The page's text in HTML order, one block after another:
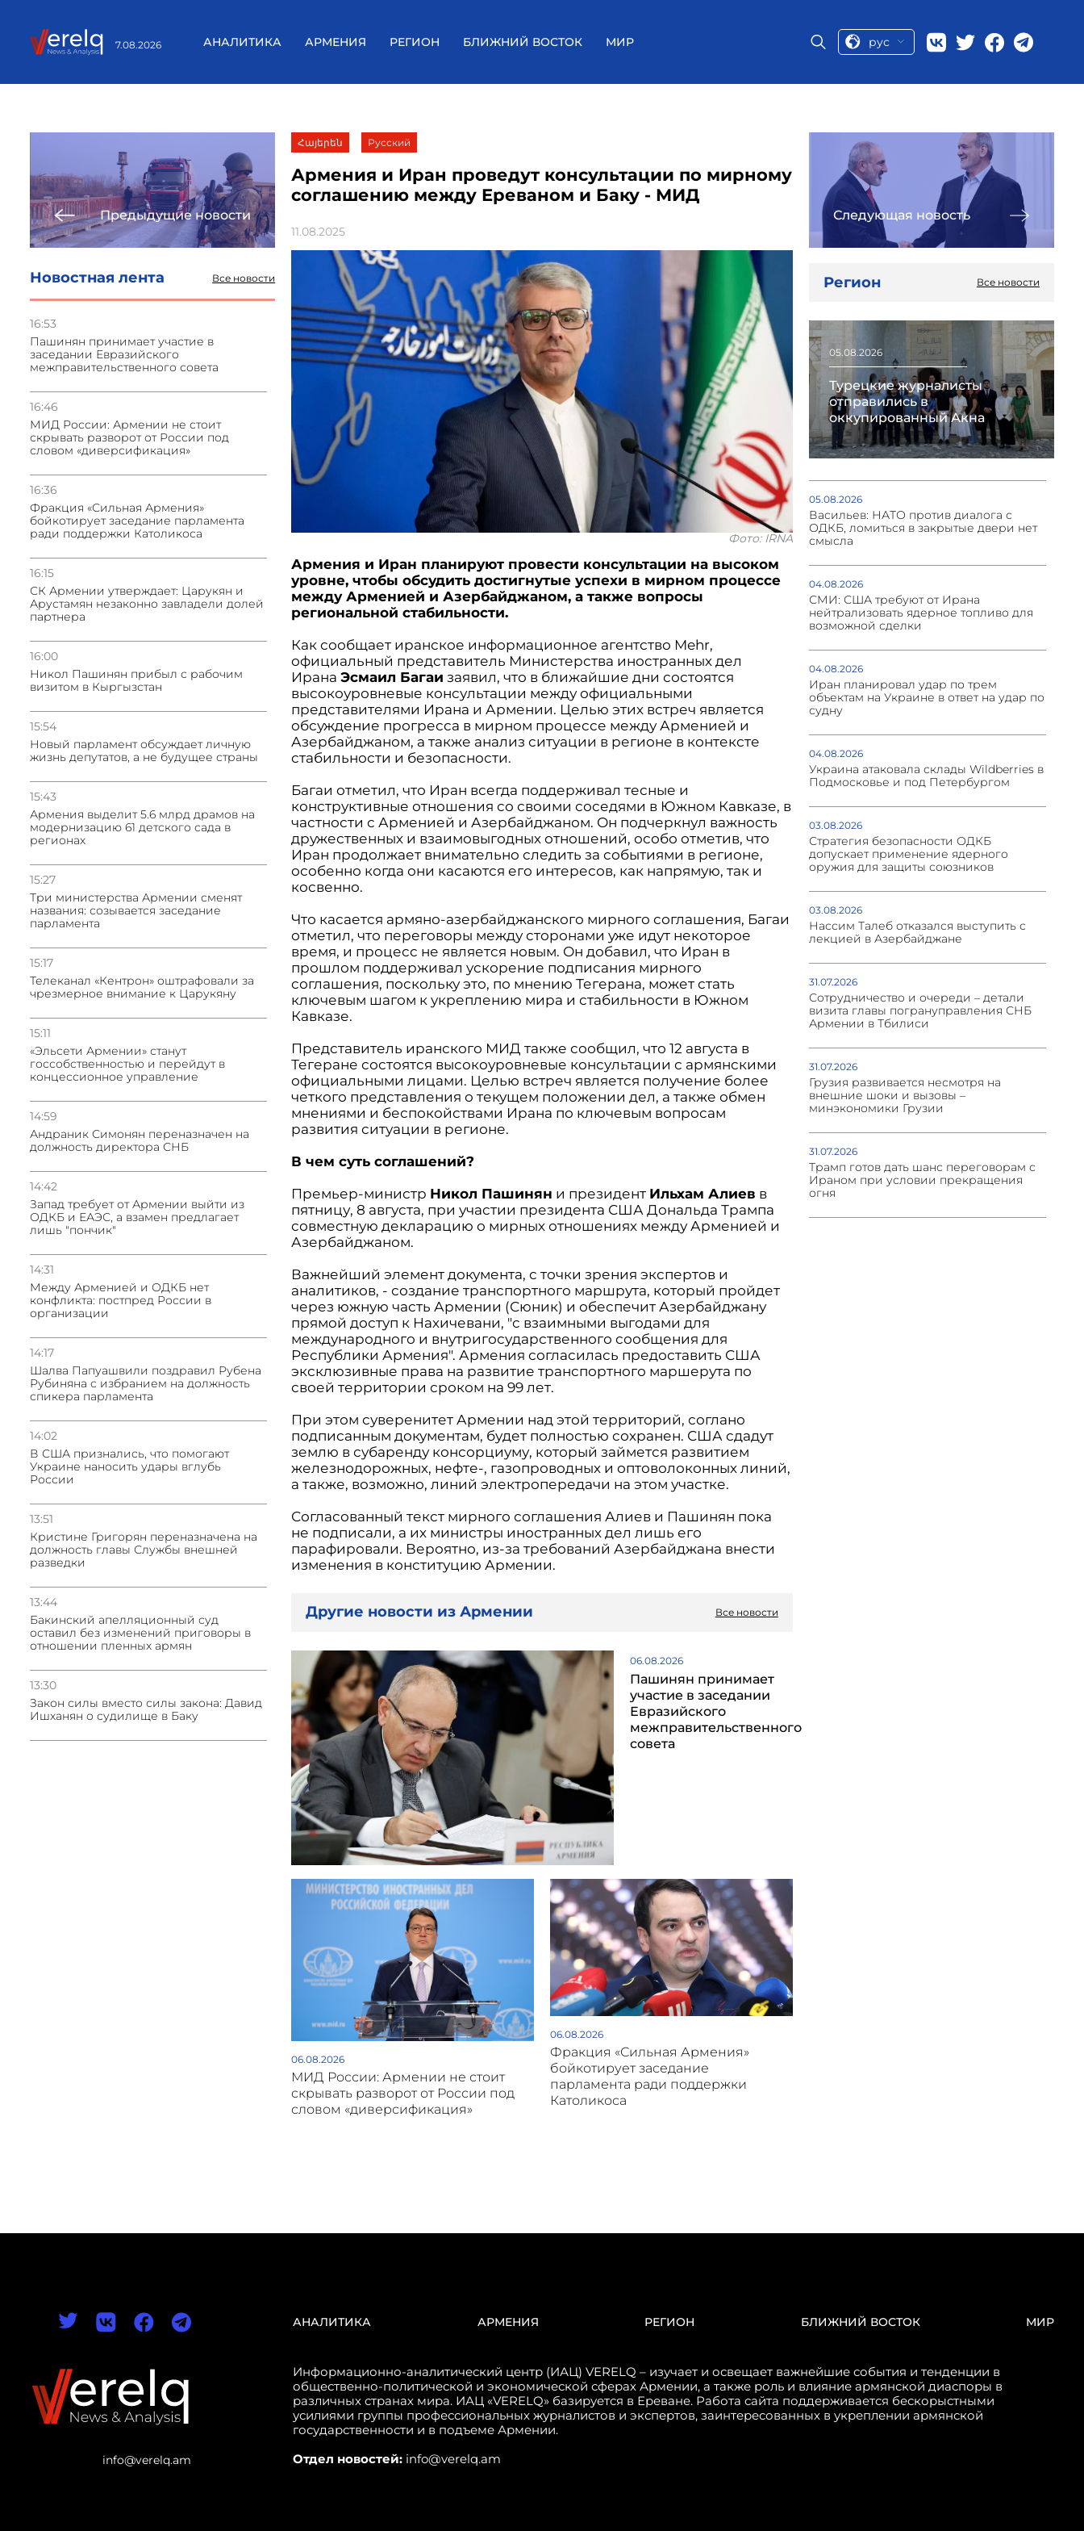
7.08.2026 АНАЛИТИКА АРМЕНИЯ РЕГИОН БЛИЖНИЙ ВОСТОК МИР рус
Предыдущие новости
Новостная лента Все новости
16:53
Пашинян принимает участие в
заседании Евразийского
межправительственного совета
16:46
МИД России: Армении не стоит
скрывать разворот от России под
словом «диверсификация»
16:36
Фракция «Сильная Армения»
бойкотирует заседание парламента
ради поддержки Католикоса
16:15
СК Армении утверждает: Царукян и
Арустамян незаконно завладели долей
партнера
16:00
Никол Пашинян прибыл с рабочим
визитом в Кыргызстан
15:54
Новый парламент обсуждает личную
жизнь депутатов, а не будущее страны
15:43
Армения выделит 5.6 млрд драмов на
модернизацию 61 детского сада в
регионах
15:27
Три министерства Армении сменят
названия: созывается заседание
парламента
15:17
Телеканал «Кентрон» оштрафовали за
чрезмерное внимание к Царукяну
15:11
«Эльсети Армении» станут
госсобственностью и перейдут в
концессионное управление
14:59
Андраник Симонян переназначен на
должность директора СНБ
14:42
Запад требует от Армении выйти из
ОДКБ и ЕАЭС, а взамен предлагает
лишь "пончик"
14:31
Между Арменией и ОДКБ нет
конфликта: постпред России в
организации
14:17
Шалва Папуашвили поздравил Рубена
Рубиняна с избранием на должность
спикера парламента
14:02
В США признались, что помогают
Украине наносить удары вглубь
России
13:51
Кристине Григорян переназначена на
должность главы Службы внешней
разведки
13:44
Бакинский апелляционный суд
оставил без изменений приговоры в
отношении пленных армян
13:30
Закон силы вместо силы закона: Давид
Ишханян о судилище в Баку
Հայերեն Русский
Армения и Иран проведут консультации по мирному
соглашению между Ереваном и Баку - МИД
11.08.2025
Фото: IRNA
Армения и Иран планируют провести консультации на высоком
уровне, чтобы обсудить достигнутые успехи в мирном процессе
между Арменией и Азербайджаном, а также вопросы
региональной стабильности.
Как сообщает иранское информационное агентство Mehr,
официальный представитель Министерства иностранных дел
ИранаЭсмаил Багаи заявил, что в ближайшие дни состоятся
высокоуровневые консультации между официальными
представителями Ирана и Армении. Целью этих встреч является
обсуждение прогресса в мирном процессе между Арменией и
Азербайджаном, а также анализ ситуации в регионе в контексте
стабильности и безопасности.
Багаи отметил, что Иран всегда поддерживал тесные и
конструктивные отношения со своими соседями в Южном Кавказе, в
частности с Арменией и Азербайджаном. Он подчеркнул важность
дружественных и взаимовыгодных отношений, особо отметив, что
Иран продолжает внимательно следить за событиями в регионе,
особенно когда они касаются его интересов, как напрямую, так и
косвенно.
Что касается армяно-азербайджанского мирного соглашения, Багаи
отметил, что переговоры между сторонами уже идут некоторое
время, и процесс не является новым. Он добавил, что Иран в
прошлом поддерживал ускорение подписания мирного
соглашения, поскольку это, по мнению Тегерана, может стать
ключевым шагом к укреплению мира и стабильности в Южном
Кавказе.
Представитель иранского МИД также сообщил, что 12 августа в
Тегеране состоятся высокоуровневые консультации с армянскими
официальными лицами. Целью встреч является получение более
четкого представления о текущем положении дел, а также обмен
мнениями и беспокойствами Ирана по ключевым вопросам
развития ситуации в регионе.
В чем суть соглашений?
Премьер-министр Никол Пашинян и президент Ильхам Алиев в
пятницу, 8 августа, при участии президента США Дональда Трампа
совместную декларацию о мирных отношениях между Арменией и
Азербайджаном.
Важнейший элемент документа, с точки зрения экспертов и
аналитиков, - создание транспортного маршрута, который пройдет
через южную часть Армении (Сюник) и обеспечит Азербайджану
прямой доступ к Нахичевани, "с взаимными выгодами для
международного и внутригосударственного сообщения для
Республики Армения". Армения согласилась предоставить США
эксклюзивные права на развитие транспортного маршерута по
своей территории сроком на 99 лет.
При этом суверенитет Армении над этой территорий, соглано
подписанным документам, будет полностью сохранен. США сдадут
землю в субаренду консорциуму, который займется развитием
железнодорожных, нефте-, газопроводных и оптоволоконных линий,
а также, возможно, линий электропередачи на этом участке.
Согласованный текст мирного соглашения Алиев и Пашинян пока
не подписали, а их министры иностранных дел лишь его
парафировали. Вероятно, из-за требований Азербайджана внести
изменения в конституцию Армении.
Другие новости из Армении Все новости
06.08.2026
Пашинян принимает
участие в заседании
Евразийского
межправительственного
совета
06.08.2026
МИД России: Армении не стоит
скрывать разворот от России под
словом «диверсификация»
06.08.2026
Фракция «Сильная Армения»
бойкотирует заседание
парламента ради поддержки
Католикоса
Следующая новость
Регион Все новости
05.08.2026
Турецкие журналисты
отправились в
оккупированный Акна
05.08.2026
Васильев: НАТО против диалога с
ОДКБ, ломиться в закрытые двери нет
смысла
04.08.2026
СМИ: США требуют от Ирана
нейтрализовать ядерное топливо для
возможной сделки
04.08.2026
Иран планировал удар по трем
объектам на Украине в ответ на удар по
судну
04.08.2026
Украина атаковала склады Wildberries в
Подмосковье и под Петербургом
03.08.2026
Стратегия безопасности ОДКБ
допускает применение ядерного
оружия для защиты союзников
03.08.2026
Нассим Талеб отказался выступить с
лекцией в Азербайджане
31.07.2026
Сотрудничество и очереди – детали
визита главы погрануправления СНБ
Армении в Тбилиси
31.07.2026
Грузия развивается несмотря на
внешние шоки и вызовы –
минэкономики Грузии
31.07.2026
Трамп готов дать шанс переговорам с
Ираном при условии прекращения
огня
info@verelq.am
АНАЛИТИКА АРМЕНИЯ РЕГИОН БЛИЖНИЙ ВОСТОК МИР
Информационно-аналитический центр (ИАЦ) VERELQ – изучает и освещает важнейшие события и тенденции в
общественно-политической и экономической сферах Армении, а также роль и влияние армянской диаспоры в
различных странах мира. ИАЦ «VERELQ» базируется в Ереване. Работа сайта поддерживается бескорыстными
усилиями группы профессиональных журналистов и экспертов, заинтересованных в укреплении армянской
государственности и в подъеме Армении.
Отдел новостей: info@verelq.am